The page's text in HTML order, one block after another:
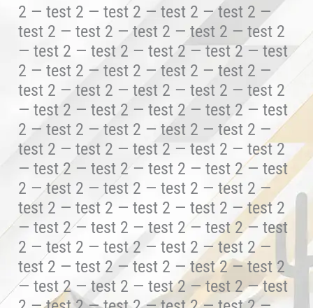
2 — test 2 — test 2 — test 2 — test 2 —
test 2 — test 2 — test 2 — test 2 — test 2
— test 2 — test 2 — test 2 — test 2 — test
2 — test 2 — test 2 — test 2 — test 2 —
test 2 — test 2 — test 2 — test 2 — test 2
— test 2 — test 2 — test 2 — test 2 — test
2 — test 2 — test 2 — test 2 — test 2 —
test 2 — test 2 — test 2 — test 2 — test 2
— test 2 — test 2 — test 2 — test 2 — test
2 — test 2 — test 2 — test 2 — test 2 —
test 2 — test 2 — test 2 — test 2 — test 2
— test 2 — test 2 — test 2 — test 2 — test
2 — test 2 — test 2 — test 2 — test 2 —
test 2 — test 2 — test 2 — test 2 — test 2
— test 2 — test 2 — test 2 — test 2 — test